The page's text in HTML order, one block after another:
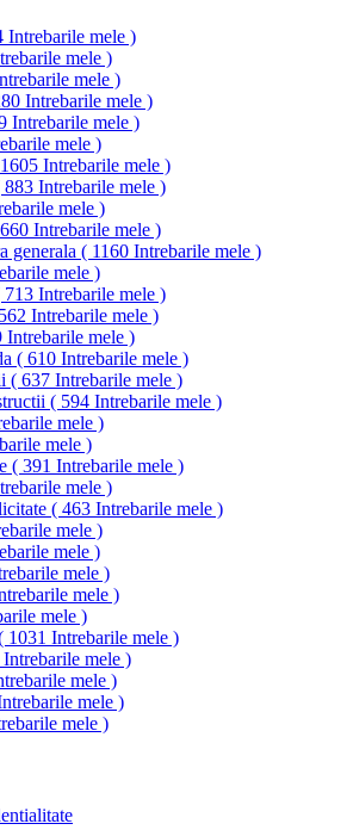
Intrebarile mele )
mele )
mele )
Intrebarile mele )
Intrebarile mele )
mele )
1605 Intrebarile mele )
883 Intrebarile mele )
mele )
660 Intrebarile mele )
generala ( 1160 Intrebarile mele )
mele )
713 Intrebarile mele )
562 Intrebarile mele )
Intrebarile mele )
( 610 Intrebarile mele )
( 637 Intrebarile mele )
( 594 Intrebarile mele )
mele )
mele )
( 391 Intrebarile mele )
mele )
( 463 Intrebarile mele )
mele )
mele )
mele )
mele )
mele )
1031 Intrebarile mele )
mele )
mele )
mele )
mele )